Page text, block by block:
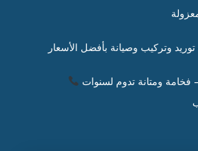
وتركيب وصيانة بأفضل الأسعار
فخامة ومتانة تدوم لسنوات